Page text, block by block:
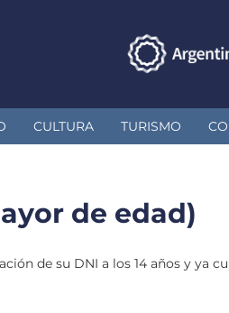
CULTURA TURISMO
de edad)
de su DNI a los 14 años y ya